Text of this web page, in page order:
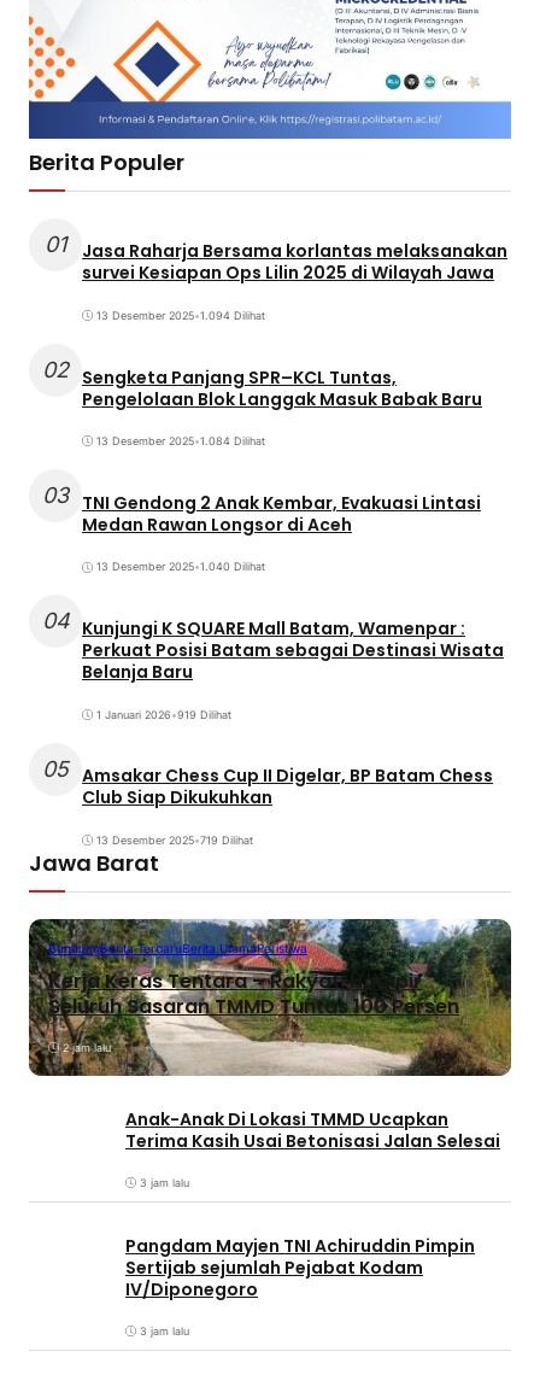
Berita Populer
01
Jasa Raharja Bersama korlantas melaksanakan
survei Kesiapan Ops Lilin 2025 di Wilayah Jawa
13 Desember 2025•1.094 Dilihat
02 Sengketa Panjang SPR–KCL Tuntas,
Pengelolaan Blok Langgak Masuk Babak Baru
13 Desember 2025•1.084 Dilihat
03 TNI Gendong 2 Anak Kembar, Evakuasi Lintasi
Medan Rawan Longsor di Aceh
13 Desember 2025•1.040 Dilihat
04 Kunjungi K SQUARE Mall Batam, Wamenpar :
Perkuat Posisi Batam sebagai Destinasi Wisata
Belanja Baru
1 Januari 2026•919 Dilihat
05 Amsakar Chess Cup II Digelar, BP Batam Chess
Club Siap Dikukuhkan
13 Desember 2025•719 Dilihat
Jawa Barat
BandungBerita TerbaruBerita UtamaPeristiwa
Kerja Keras Tentara – Rakyat, Hampir
Seluruh Sasaran TMMD Tuntas 100 Persen
2 jam lalu
Anak-Anak Di Lokasi TMMD Ucapkan
Terima Kasih Usai Betonisasi Jalan Selesai
3 jam lalu
Pangdam Mayjen TNI Achiruddin Pimpin
Sertijab sejumlah Pejabat Kodam
IV/Diponegoro
3 jam lalu